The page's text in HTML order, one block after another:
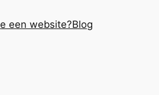
een website?Blog